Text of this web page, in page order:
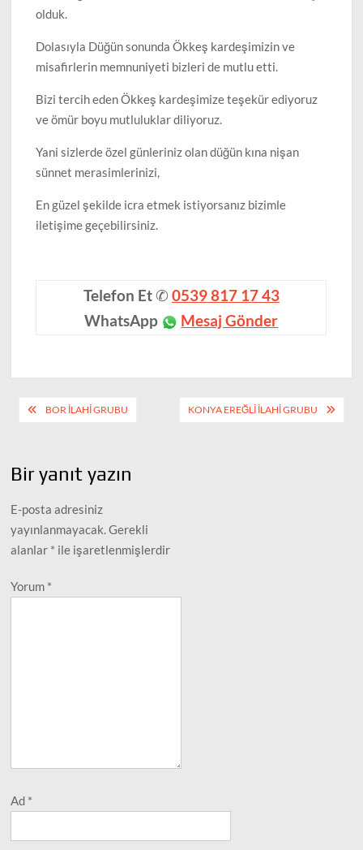
olduk.
Dolasıyla Düğün sonunda Ökkeş kardeşimizin ve
misafirlerin memnuniyeti bizleri de mutlu etti.
Bizi tercih eden Ökkeş kardeşimize teşekür ediyoruz
ve ömür boyu mutluluklar diliyoruz.
Yani sizlerde özel günleriniz olan düğün kına nişan
sünnet merasimlerinizi,
En güzel şekilde icra etmek istiyorsanız bizimle
iletişime geçebilirsiniz.
Telefon Et✆ 0539 817 17 43
WhatsApp
Mesaj Gönder
YazıBOR İLAHI GRUBU KONYA EREĞLI İLAHI GRUBU
Bir yanıt yazın
E-posta adresiniz
yayınlanmayacak. Gerekli
alanlar * ile işaretlenmişlerdir
Yorum *
Ad *